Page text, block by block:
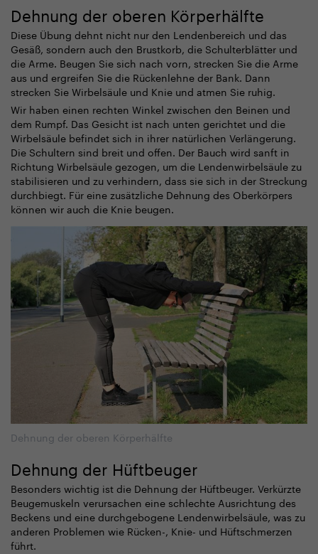
Dehnung der oberen Körperhälfte
Diese Übung dehnt nicht nur den Lendenbereich und das
Gesäß, sondern auch den Brustkorb, die Schulterblätter und
die Arme. Beugen Sie sich nach vorn, strecken Sie die Arme
aus und ergreifen Sie die Rückenlehne der Bank. Dann
strecken Sie Wirbelsäule und Knie und atmen Sie ruhig.
Wir haben einen rechten Winkel zwischen den Beinen und
dem Rumpf. Das Gesicht ist nach unten gerichtet und die
Wirbelsäule befindet sich in ihrer natürlichen Verlängerung.
Die Schultern sind breit und offen. Der Bauch wird sanft in
Richtung Wirbelsäule gezogen, um die Lendenwirbelsäule zu
stabilisieren und zu verhindern, dass sie sich in der Streckung
durchbiegt. Für eine zusätzliche Dehnung des Oberkörpers
können wir auch die Knie beugen.
Dehnung der oberen Körperhälfte
Dehnung der Hüftbeuger
Besonders wichtig ist die Dehnung der Hüftbeuger. Verkürzte
Beugemuskeln verursachen eine schlechte Ausrichtung des
Beckens und eine durchgebogene Lendenwirbelsäule, was zu
anderen Problemen wie Rücken-, Knie- und Hüftschmerzen
führt.